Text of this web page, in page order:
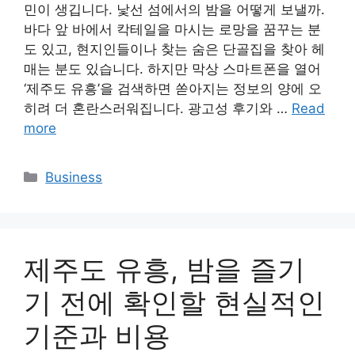
민이 생깁니다. 낯선 섬에서의 밤을 어떻게 보낼까.
바다 앞 바에서 칵테일을 마시는 로망을 꿈꾸는 분
도 있고, 현지인들이나 찾는 숨은 단골집을 찾아 헤
매는 분도 있습니다. 하지만 막상 스마트폰을 열어
‘제주도 유흥’을 검색하면 쏟아지는 정보의 양에 오
히려 더 혼란스러워집니다. 광고성 후기와 … Read
more
Categories
Business
제주도 유흥, 밤을 즐기
기 전에 확인할 현실적인
기준과 비용